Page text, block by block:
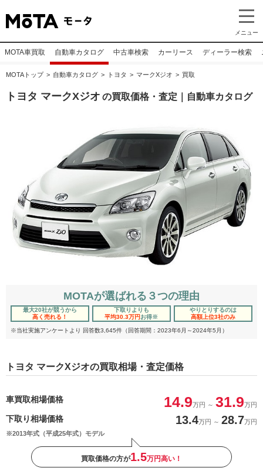
メニュー
MOTA車買取 自動車カタログ 中古車検索 カーリース ディーラー検索
MOTAトップ 自動車カタログ トヨタ マークXジオ 買取
トヨタ マークXジオ の買取価格・査定｜自動車カタログ
MOTAが選ばれる３つの理由
最大20社が競うから
高く売れる！
下取りよりも
平均30.3万円お得※
やりとりするのは
高額上位3社のみ
※当社実施アンケートより 回答数3,645件（回答期間：2023年6月～2024年5月）
トヨタ マークXジオの買取相場・査定価格
車買取相場価格 14.9万円 ～ 31.9万円
下取り相場価格 13.4万円 ～ 28.7万円
※2013年式（平成25年式）モデル
買取価格の方が1.5万円高い！